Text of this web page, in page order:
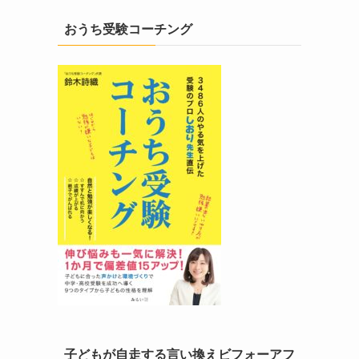
おうち受験コーチング
子どもが自走する言い換えビフォーアフ